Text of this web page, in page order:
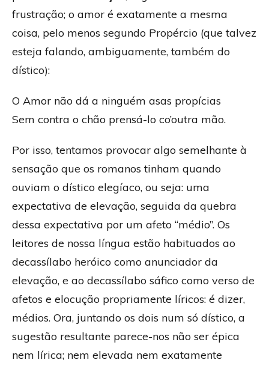
frustração; o amor é exatamente a mesma
coisa, pelo menos segundo Propércio (que talvez
esteja falando, ambiguamente, também do
dístico):
O Amor não dá a ninguém asas propícias
Sem contra o chão prensá-lo co’outra mão.
Por isso, tentamos provocar algo semelhante à
sensação que os romanos tinham quando
ouviam o dístico elegíaco, ou seja: uma
expectativa de elevação, seguida da quebra
dessa expectativa por um afeto “médio”. Os
leitores de nossa língua estão habituados ao
decassílabo heróico como anunciador da
elevação, e ao decassílabo sáfico como verso de
afetos e elocução propriamente líricos: é dizer,
médios. Ora, juntando os dois num só dístico, a
sugestão resultante parece-nos não ser épica
nem lírica; nem elevada nem exatamente